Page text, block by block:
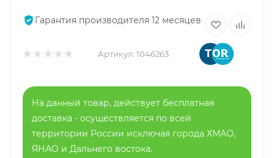
Гарантия производителя 12 месяцев
Артикул: 1046263
На данный товар, действует бесплатная
доставка - осуществляется по всей
территории России исключая города ХМАО,
ЯНАО и Дальнего востока.